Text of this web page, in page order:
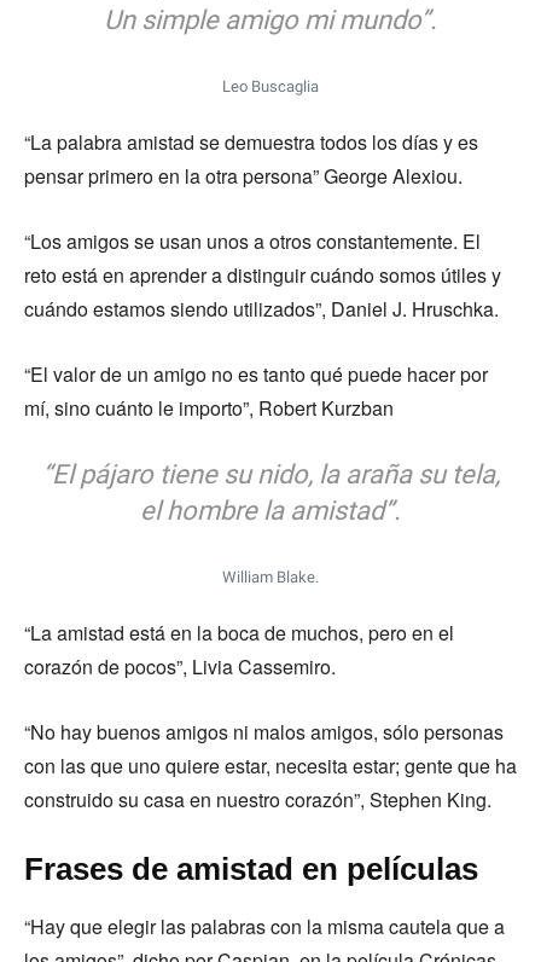
Un simple amigo mi mundo”.
Leo Buscaglia
“La palabra amistad se demuestra todos los días y es
pensar primero en la otra persona” George Alexiou.
“Los amigos se usan unos a otros constantemente. El
reto está en aprender a distinguir cuándo somos útiles y
cuándo estamos siendo utilizados”, Daniel J. Hruschka.
“El valor de un amigo no es tanto qué puede hacer por
mí, sino cuánto le importo”, Robert Kurzban
“El pájaro tiene su nido, la araña su tela,
el hombre la amistad”.
William Blake.
“La amistad está en la boca de muchos, pero en el
corazón de pocos”, Livia Cassemiro.
“No hay buenos amigos ni malos amigos, sólo personas
con las que uno quiere estar, necesita estar; gente que ha
construido su casa en nuestro corazón”, Stephen King.
Frases de amistad en películas
“Hay que elegir las palabras con la misma cautela que a